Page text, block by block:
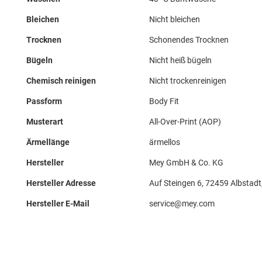
Bleichen Nicht bleichen
Trocknen Schonendes Trocknen
Bügeln Nicht heiß bügeln
Chemisch reinigen Nicht trockenreinigen
Passform Body Fit
Musterart All-Over-Print (AOP)
Ärmellänge ärmellos
Hersteller Mey GmbH & Co. KG
Hersteller Adresse Auf Steingen 6, 72459
Hersteller E-Mail service@mey.com